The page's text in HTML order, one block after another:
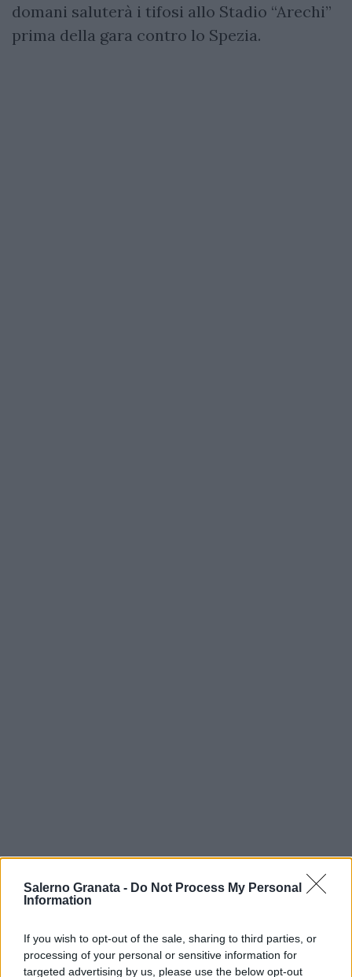
Salerno Granata - Do Not Process My Personal
Information
If you wish to opt-out of the sale, sharing to third parties, or
processing of your personal or sensitive information for
targeted advertising by us, please use the below opt-out
domani saluterà i tifosi allo Stadio “Arechi”
prima della gara contro lo Spezia.